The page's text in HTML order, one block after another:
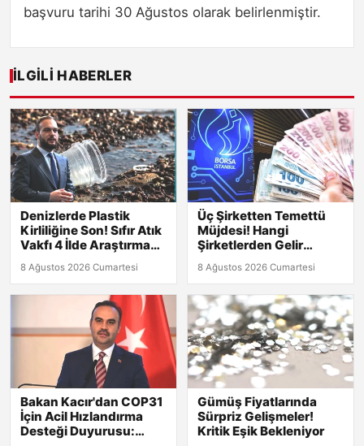
başvuru tarihi 30 Ağustos olarak belirlenmiştir.
İLGILI HABERLER
Denizlerde Plastik
Kirliliğine Son! Sıfır Atık
Vakfı 4 İlde Araştırma
Başlatıyor
8 Ağustos 2026 Cumartesi
Üç Şirketten Temettü
Müjdesi! Hangi
Şirketlerden Gelir
Bekleniyor?
8 Ağustos 2026 Cumartesi
Bakan Kacır'dan COP31
İçin Acil Hızlandırma
Desteği Duyurusu:
Gümüş Fiyatlarında
Sürpriz Gelişmeler!
Kritik Eşik Bekleniyor